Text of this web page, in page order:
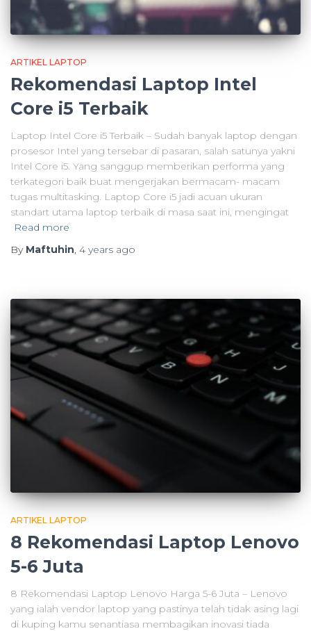
ARTIKEL LAPTOP
Rekomendasi Laptop Intel
Core i5 Terbaik
Laptop Intel Core i5 Terbaik – Sudah banyak laptop dengan
prosesor Intel yang tersebar di pasaran, salah satunya yakni
Intel Core i5. Yang sanggup memberikan performa yang
terkategori baik buat mengerjakan bermacam- macam
tugas multitasking. Laptop Core i5 jadi acuan ukuran
standart utama laptop terbaik di masa saat ini, mengingat
Read more
By Maftuhin, 4 years ago
ARTIKEL LAPTOP
8 Rekomendasi Laptop Lenovo
5-6 Juta
8 Rekomendasi Laptop Lenovo Harga 5-6 Juta – Lenovo
yang ialah vendor laptop yang pastinya telah tidak asing lagi
di kuping kamu senantiasa membagikan inovasi tiada